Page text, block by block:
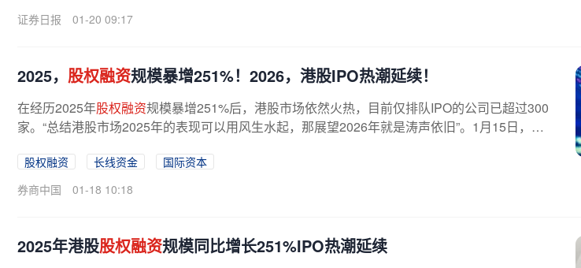
证券日报
01-20 09:17
2025， 股权融资规模暴增251%！2026，港股IPO热潮延续！
在经历2025年股权融资规模暴增251%后，港股市场依然火热，目前仅排队IPO的公司已超过300
家。“总结港股市场2025年的表现可以用风生水起，那展望2026年就是涛声依旧”。1月15日，高
股权融资 长线资金
国际资本
券商中国
01-18 10:18
2025年港股股权融资规模同比增长251%IPO热潮延续